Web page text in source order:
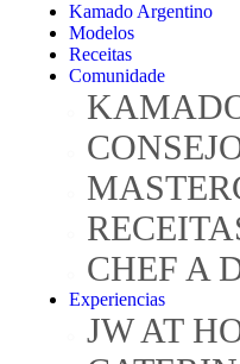
Kamado Argentino
Modelos
Receitas
Comunidade
CHEF A
Experiencias
JW AT